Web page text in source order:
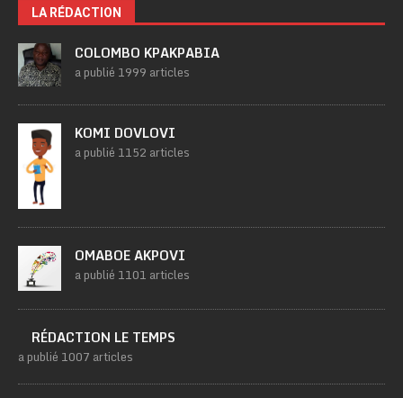
LA RÉDACTION
COLOMBO KPAKPABIA
a publié 1999 articles
KOMI DOVLOVI
a publié 1152 articles
OMABOE AKPOVI
a publié 1101 articles
RÉDACTION LE TEMPS
a publié 1007 articles